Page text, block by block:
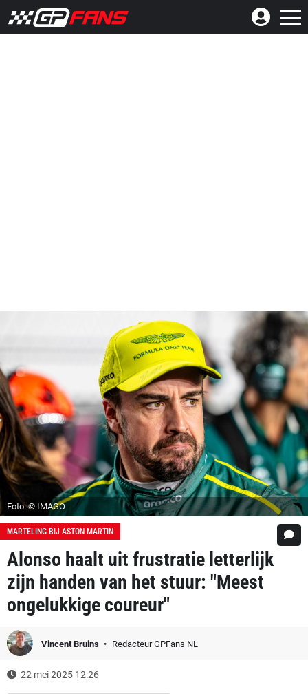
Foto: © IMAGO
MARTELING BIJ ASTON MARTIN
Alonso haalt uit frustratie letterlijk
zijn handen van het stuur: "Meest
ongelukkige coureur"
Vincent Bruins Redacteur GPFans NL
22 mei 2025 12:26